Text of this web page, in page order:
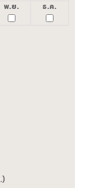
พ.ย. ธ.ค.